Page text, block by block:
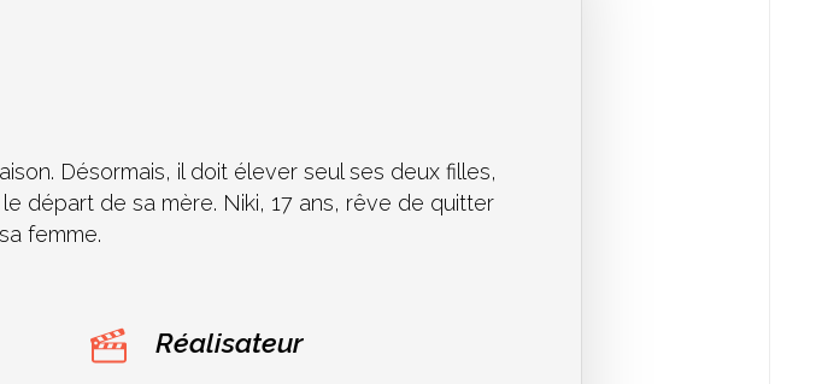
Désormais, il doit élever seul ses deux filles,
départ de sa mère. Niki, 17 ans, rêve de quitter
femme.
Réalisateur